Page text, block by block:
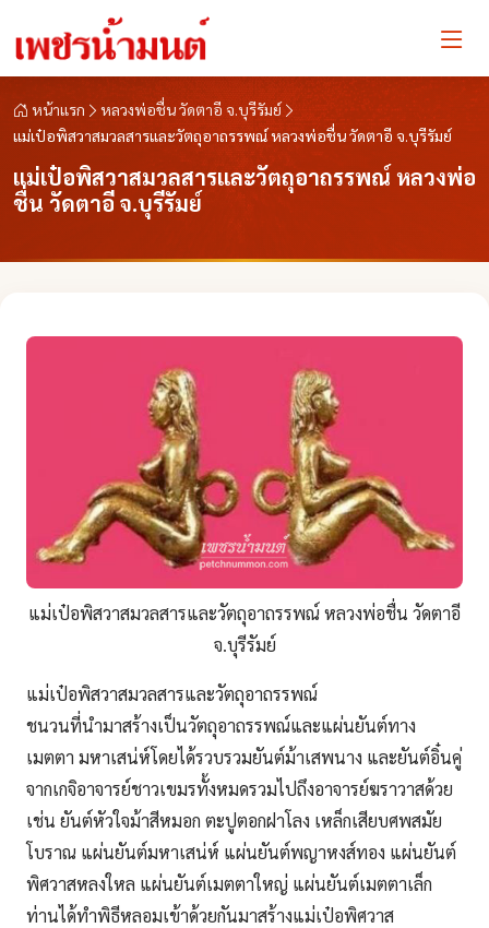
หน้าแรก
หลวงพ่อชื่น วัดตาอี จ.บุรีรัมย์
แม่เป๋อพิสวาสมวลสารและวัตถุอาถรรพณ์ หลวงพ่อชื่น วัดตาอี จ.บุรีรัมย์
แม่เป๋อพิสวาสมวลสารและวัตถุอาถรรพณ์ หลวงพ่อ
ชื่น วัดตาอี จ.บุรีรัมย์
แม่เป๋อพิสวาสมวลสารและวัตถุอาถรรพณ์ หลวงพ่อชื่น วัดตาอี
จ.บุรีรัมย์
แม่เป๋อพิสวาสมวลสารและวัตถุอาถรรพณ์
ชนวนที่นำมาสร้างเป็นวัตถุอาถรรพณ์และแผ่นยันต์ทาง
เมตตา มหาเสน่ห์โดยได้รวบรวมยันต์ม้าเสพนาง และยันต์อิ๋นคู่
จากเกจิอาจารย์ชาวเขมรทั้งหมดรวมไปถึงอาจารย์ฆราวาสด้วย
เช่น ยันต์หัวใจม้าสีหมอก ตะปูตอกฝาโลง เหล็กเสียบศพสมัย
โบราณ แผ่นยันต์มหาเสน่ห์ แผ่นยันต์พญาหงส์ทอง แผ่นยันต์
พิศวาสหลงใหล แผ่นยันต์เมตตาใหญ่ แผ่นยันต์เมตตาเล็ก
ท่านได้ทำพิธีหลอมเข้าด้วยกันมาสร้างแม่เป๋อพิศวาส